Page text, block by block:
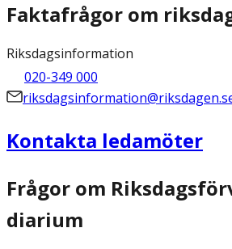
Faktafrågor om
Riksdagsinformation
020-349 000
Kontakta ledamöter
Frågor om
diarium